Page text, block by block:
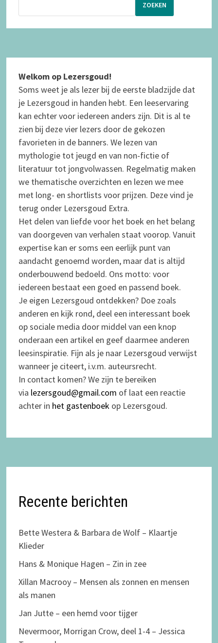
ZOEKEN
Welkom op Lezersgoud!
Soms weet je als lezer bij de eerste bladzijde dat
je Lezersgoud in handen hebt. Een leeservaring
kan echter voor iedereen anders zijn. Dit is al te
zien bij deze vier lezers door de gekozen
favorieten in de banners. We lezen van
mythologie tot jeugd en van non-fictie of
literatuur tot jongvolwassen. Regelmatig maken
we thematische overzichten en lezen we mee
met long- en shortlists voor prijzen. Deze vind je
terug onder Lezersgoud Extra.
Het delen van liefde voor het boek en het belang
van doorgeven van verhalen staat voorop. Vanuit
expertise kan er soms een eerlijk punt van
aandacht genoemd worden, maar dat is altijd
onderbouwend bedoeld. Ons motto: voor
iedereen bestaat een goed en passend boek.
Je eigen Lezersgoud ontdekken? Doe zoals
anderen en kijk rond, deel een interessant boek
op sociale media door middel van een knop
onderaan een artikel en geef daarmee anderen
leesinspiratie. Fijn als je naar Lezersgoud verwijst
wanneer je citeert, i.v.m. auteursrecht.
In contact komen? We zijn te bereiken
via lezersgoud@gmail.com of laat een reactie
achter in het gastenboekop Lezersgoud.
Recente berichten
Bette Westera & Barbara de Wolf – Klaartje
Klieder
Hans & Monique Hagen – Zin in zee
Xillan Macrooy – Mensen als zonnen en mensen
als manen
Jan Jutte – een hemd voor tijger
Nevermoor, Morrigan Crow, deel 1-4 – Jessica